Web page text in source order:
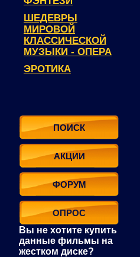
ШЕДЕВРЫ
МИРОВОЙ
КЛАССИЧЕСКОЙ
МУЗЫКИ - ОПЕРА
ЭРОТИКА
ПОИСК
АКЦИИ
ФОРУМ
ОПРОС
Вы не хотите купить
данные фильмы на
жестком диске?